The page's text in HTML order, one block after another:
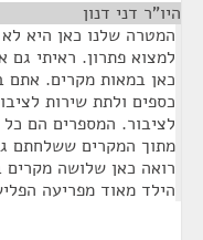
היו"ר דני דנון
המטרה שלנו כאן היא
למצוא פתרון. ראיתי גם
כאן במאות מקרים. אתם
כספים ולתת שירות
לציבור. המספרים הם
מתוך המקרים ששלחתם
הילד מאוד מפריעה